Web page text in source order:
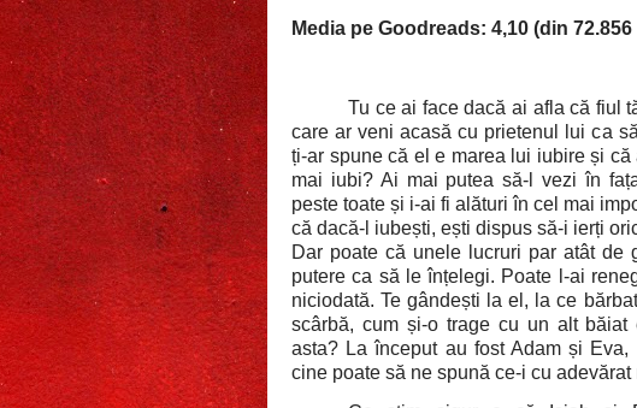
Media pe Goodreads: 4,10 (din
Tu ce ai face dacă ai afla că fiul
care ar veni acasă cu prietenul lui ca
ți-ar spune că el e marea lui iubire și
mai iubi? Ai mai putea să-l vezi în
peste toate și i-ai fi alături în cel mai
că dacă-l iubești, ești dispus să-i ierți
Dar poate că unele lucruri par atât de
putere ca să le înțelegi. Poate l-ai
niciodată. Te gândești la el, la ce
scârbă, cum și-o trage cu un alt băiat
asta? La început au fost Adam și
cine poate să ne spună ce-i cu